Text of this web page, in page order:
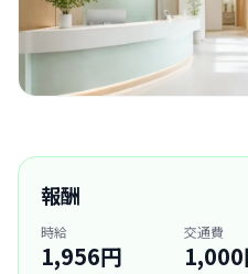
報酬
時給
1,956円
交通費